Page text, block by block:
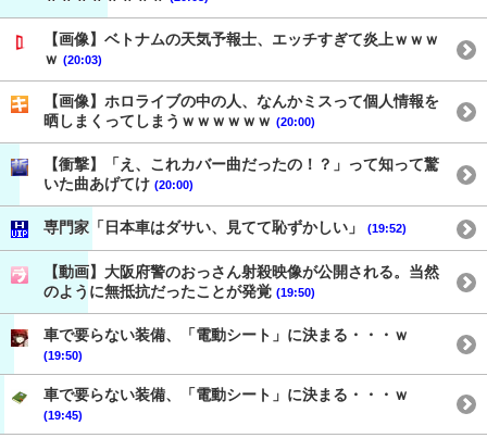
【画像】ベトナムの天気予報士、エッチすぎて炎上ｗｗｗ
ｗ (20:03)
【画像】ホロライブの中の人、なんかミスって個人情報を
晒しまくってしまうｗｗｗｗｗｗ (20:00)
【衝撃】「え、これカバー曲だったの！？」って知って驚
いた曲あげてけ (20:00)
専門家「日本車はダサい、見てて恥ずかしい」 (19:52)
【動画】大阪府警のおっさん射殺映像が公開される。当然
のように無抵抗だったことが発覚 (19:50)
車で要らない装備、「電動シート」に決まる・・・ｗ
(19:50)
車で要らない装備、「電動シート」に決まる・・・ｗ
(19:45)